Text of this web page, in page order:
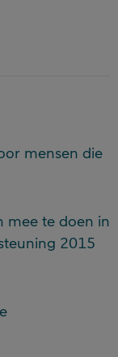
mensen die
mee te doen in
2015